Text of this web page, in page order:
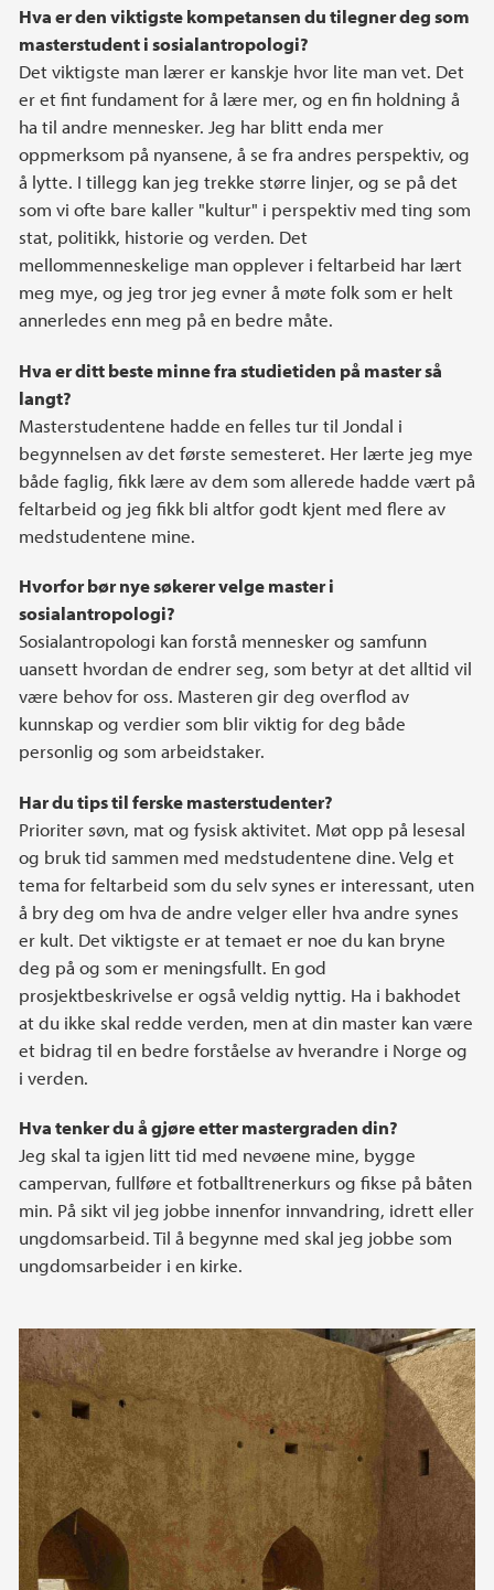
Hva er den viktigste kompetansen du tilegner deg som
masterstudent i sosialantropologi?
Det viktigste man lærer er kanskje hvor lite man vet. Det
er et fint fundament for å lære mer, og en fin holdning å
ha til andre mennesker. Jeg har blitt enda mer
oppmerksom på nyansene, å se fra andres perspektiv, og
å lytte. I tillegg kan jeg trekke større linjer, og se på det
som vi ofte bare kaller "kultur" i perspektiv med ting som
stat, politikk, historie og verden. Det
mellommenneskelige man opplever i feltarbeid har lært
meg mye, og jeg tror jeg evner å møte folk som er helt
annerledes enn meg på en bedre måte.
Hva er ditt beste minne fra studietiden på master så
langt?
Masterstudentene hadde en felles tur til Jondal i
begynnelsen av det første semesteret. Her lærte jeg mye
både faglig, fikk lære av dem som allerede hadde vært på
feltarbeid og jeg fikk bli altfor godt kjent med flere av
medstudentene mine.
Hvorfor bør nye søkerer velge master i
sosialantropologi?
Sosialantropologi kan forstå mennesker og samfunn
uansett hvordan de endrer seg, som betyr at det alltid vil
være behov for oss. Masteren gir deg overflod av
kunnskap og verdier som blir viktig for deg både
personlig og som arbeidstaker.
Har du tips til ferske masterstudenter?
Prioriter søvn, mat og fysisk aktivitet. Møt opp på lesesal
og bruk tid sammen med medstudentene dine. Velg et
tema for feltarbeid som du selv synes er interessant, uten
å bry deg om hva de andre velger eller hva andre synes
er kult. Det viktigste er at temaet er noe du kan bryne
deg på og som er meningsfullt. En god
prosjektbeskrivelse er også veldig nyttig. Ha i bakhodet
at du ikke skal redde verden, men at din master kan være
et bidrag til en bedre forståelse av hverandre i Norge og
i verden.
Hva tenker du å gjøre etter mastergraden din?
Jeg skal ta igjen litt tid med nevøene mine, bygge
campervan, fullføre et fotballtrenerkurs og fikse på båten
min. På sikt vil jeg jobbe innenfor innvandring, idrett eller
ungdomsarbeid. Til å begynne med skal jeg jobbe som
ungdomsarbeider i en kirke.